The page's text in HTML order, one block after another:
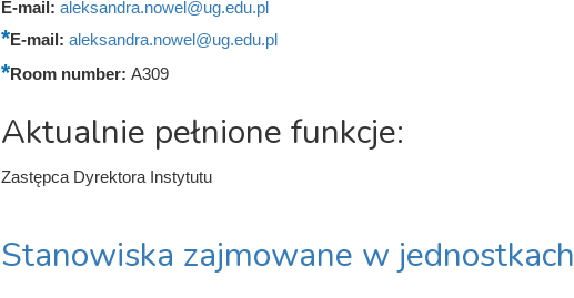
E-mail: aleksandra.nowel@ug.edu.pl
E-mail: aleksandra.nowel@ug.edu.pl
Room number: A309
Aktualnie pełnione funkcje:
Zastępca Dyrektora Instytutu
Stanowiska zajmowane w jednostkach